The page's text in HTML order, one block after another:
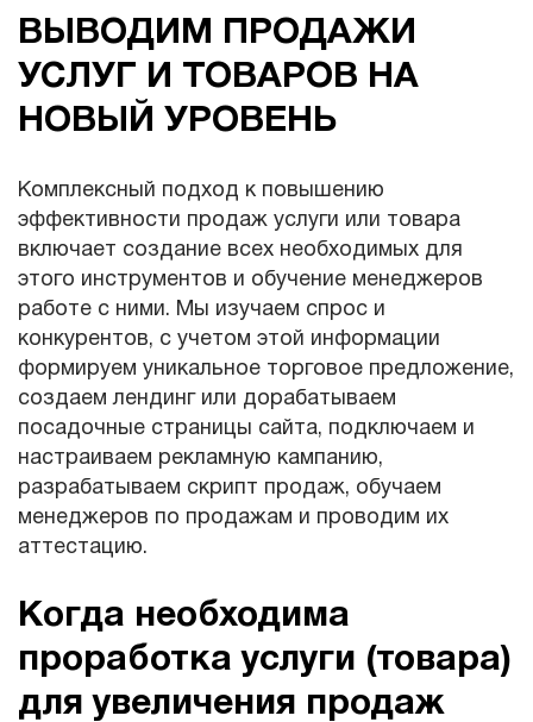
ВЫВОДИМ ПРОДАЖИ
УСЛУГ И ТОВАРОВ НА
НОВЫЙ УРОВЕНЬ
Комплексный подход к повышению
эффективности продаж услуги или товара
включает создание всех необходимых для
этого инструментов и обучение менеджеров
работе с ними. Мы изучаем спрос и
конкурентов, с учетом этой информации
формируем уникальное торговое предложение,
создаем лендинг или дорабатываем
посадочные страницы сайта, подключаем и
настраиваем рекламную кампанию,
разрабатываем скрипт продаж, обучаем
менеджеров по продажам и проводим их
аттестацию.
Когда необходима
проработка услуги (товара)
для увеличения продаж